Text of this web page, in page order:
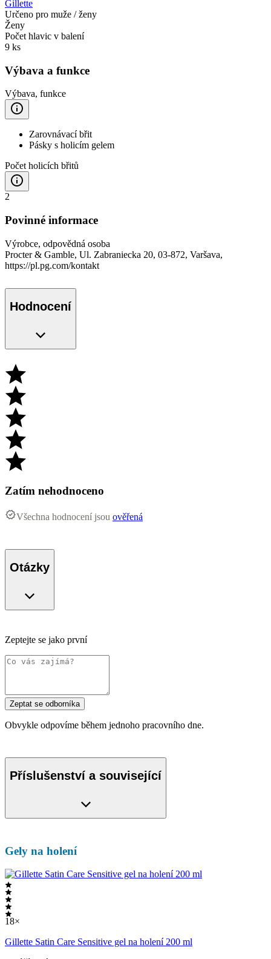
Gillette
Určeno pro muže / ženy
Ženy
Počet hlavic v balení
9 ks
Výbava a funkce
Výbava, funkce
Zarovnávací břit
Pásky s holicím gelem
Počet holicích břitů
2
Povinné informace
Výrobce, odpovědná osoba
Procter & Gamble, Ul. Zabraniecka 20, 03-872, Varšava,
https://pl.pg.com/kontakt
Hodnocení
Zatím nehodnoceno
Všechna hodnocení jsou ověřená
Otázky
Zeptejte se jako první
Zeptat se odborníka
Obvykle odpovíme během jednoho pracovního dne.
Příslušenství a související
Gely na holení
18×
Gillette Satin Care Sensitive gel na holení 200 ml